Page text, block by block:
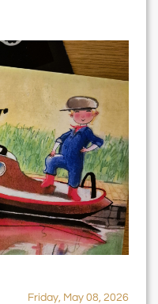
Friday, May 08, 2026